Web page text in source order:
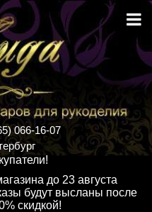
066-16-07
до 23 августа
будут высланы после
скидкой!